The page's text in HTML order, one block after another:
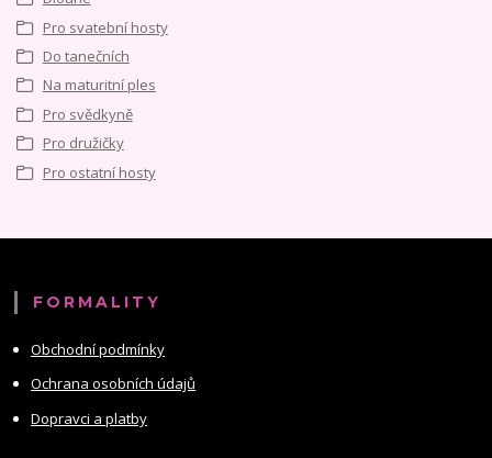
Pro svatební hosty
Do tanečních
Na maturitní ples
Pro svědkyně
Pro družičky
Pro ostatní hosty
FORMALITY
Obchodní podmínky
Ochrana osobních údajů
Dopravci a platby